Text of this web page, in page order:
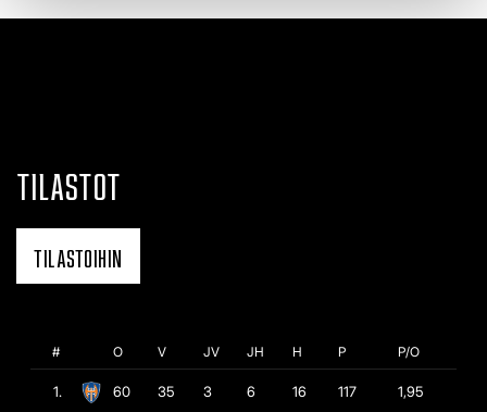
TILASTOT
TILASTOIHIN
# O V JV JH H P P/O
1. 60 35 3 6 16 117 1,95